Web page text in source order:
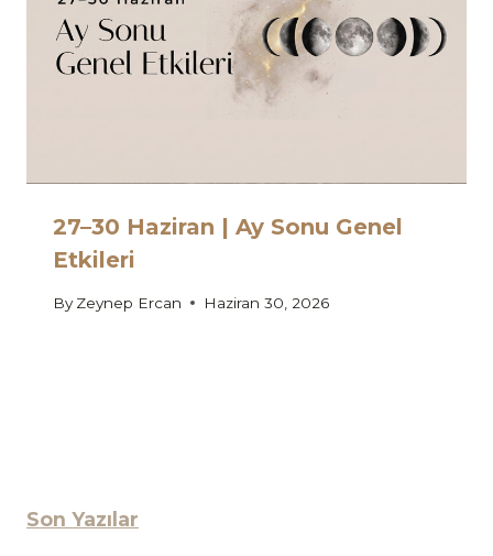
27–30 Haziran | Ay Sonu Genel
Etkileri
By Zeynep Ercan Haziran 30, 2026
Son Yazılar